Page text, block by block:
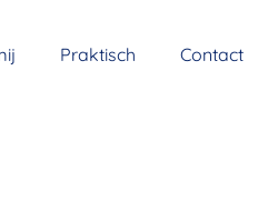
Praktisch Contact